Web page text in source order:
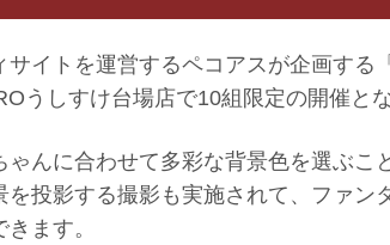
サイトを運営するペコアスが企画する
うしすけ台場店で10組限定の開催とな
ゃんに合わせて多彩な背景色を選ぶこ
を投影する撮影も実施されて、ファン
ます。